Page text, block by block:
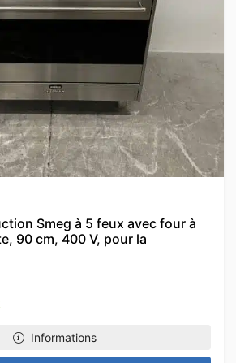
Smeg à 5 feux avec four à
90 cm, 400 V, pour la
Informations